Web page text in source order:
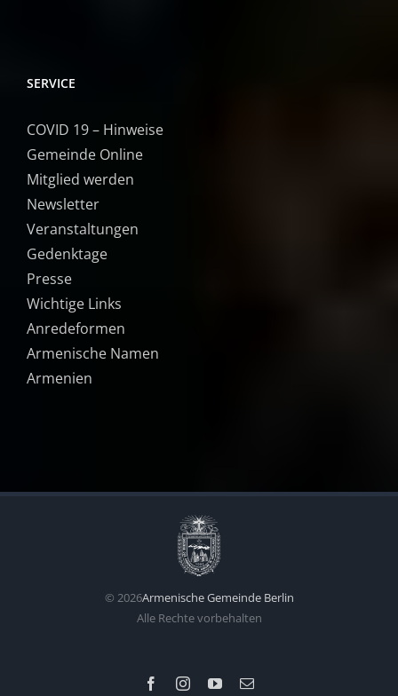
SERVICE
COVID 19 – Hinweise
Gemeinde Online
Mitglied werden
Newsletter
Veranstaltungen
Gedenktage
Presse
Wichtige Links
Anredeformen
Armenische Namen
Armenien
© 2026Armenische Gemeinde Berlin
Alle Rechte vorbehalten
FacebookInstagramYouTubeEmail